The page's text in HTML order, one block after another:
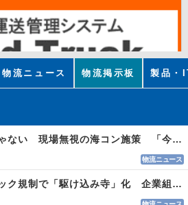
物流ニュース 物流掲示板 製品・
違う違うそれじゃない 現場無視の海コン施策 「今でも平均２～３時間は待つ」
物流ニュース
白ナンバートラック規制で「駆け込み寺」化 企業組合が入会基準を見直しへ